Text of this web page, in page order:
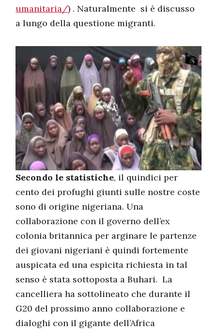
umanitaria/) . Naturalmente si è discusso
a lungo della questione migranti.
Secondo le statistiche, il quindici per
cento dei profughi giunti sulle nostre coste
sono di origine nigeriana. Una
collaborazione con il governo dell’ex
colonia britannica per arginare le partenze
dei giovani nigeriani è quindi fortemente
auspicata ed una espicita richiesta in tal
senso è stata sottoposta a Buhari. La
cancelliera ha sottolineato che durante il
G20 del prossimo anno collaborazione e
dialoghi con il gigante dell’Africa